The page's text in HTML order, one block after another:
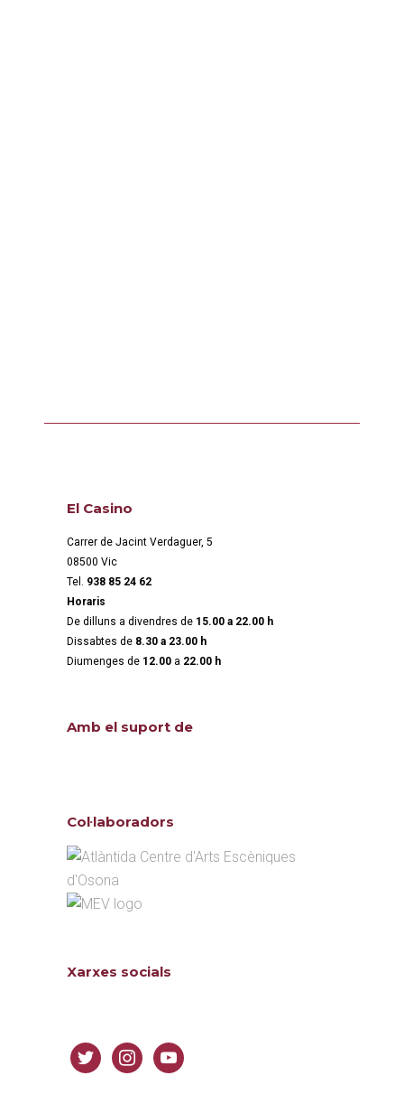
El Casino
Carrer de Jacint Verdaguer, 5
08500 Vic
Tel. 938 85 24 62
Horaris
De dilluns a divendres de 15.00 a 22.00 h
Dissabtes de 8.30 a 23.00 h
Diumenges de 12.00 a 22.00 h
Amb el suport de
Col·laboradors
Xarxes socials
twitterinstagram
youtube